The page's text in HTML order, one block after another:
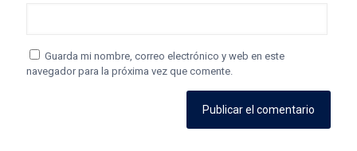
Guarda mi nombre, correo electrónico y web en este
navegador para la próxima vez que comente.